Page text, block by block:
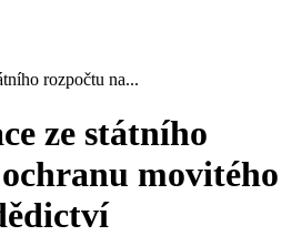
rozpočtu na...
ze státního
movitého